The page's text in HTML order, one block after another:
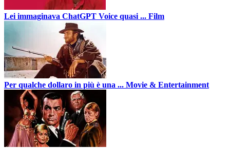
Lei immaginava ChatGPT Voice quasi ... Film
Per qualche dollaro in più è una ... Movie & Entertainment